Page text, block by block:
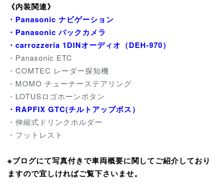
《内装関連》
・Panasonic ナビゲーション
・Panasonic バックカメラ
・carrozzeria 1DINオーディオ（DEH-970）
・Panasonic ETC
・COMTEC レーダー探知機
・MOMO チューナーステアリング
・LOTUSロゴホーンボタン
・RAPFIX GTC(チルトアップボス）
・伸縮式ドリンクホルダー
・フットレスト
※ブログにて写真付きで車両概要に関してご紹介しており
ますので宜しければご覧下さいませ。